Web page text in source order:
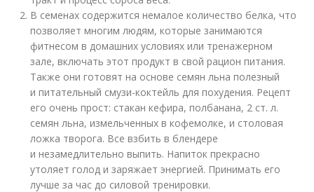
В семенах содержится немалое количество белка, что
позволяет многим людям, которые занимаются
фитнесом в домашних условиях или тренажерном
зале, включать этот продукт в свой рацион питания.
Также они готовят на основе семян льна полезный
и питательный смузи-коктейль для похудения. Рецепт
его очень прост: стакан кефира, полбанана, 2 ст. л.
семян льна, измельченных в кофемолке, и столовая
ложка творога. Все взбить в блендере
и незамедлительно выпить. Напиток прекрасно
утоляет голод и заряжает энергией. Принимать его
лучше за час до силовой тренировки.